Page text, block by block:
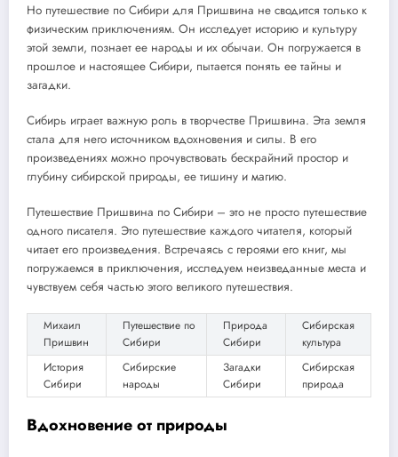
Но путешествие по Сибири для Пришвина не сводится только к
физическим приключениям. Он исследует историю и культуру
этой земли, познает ее народы и их обычаи. Он погружается в
прошлое и настоящее Сибири, пытается понять ее тайны и
загадки.
Сибирь играет важную роль в творчестве Пришвина. Эта земля
стала для него источником вдохновения и силы. В его
произведениях можно прочувствовать бескрайний простор и
глубину сибирской природы, ее тишину и магию.
Путешествие Пришвина по Сибири – это не просто путешествие
одного писателя. Это путешествие каждого читателя, который
читает его произведения. Встречаясь с героями его книг, мы
погружаемся в приключения, исследуем неизведанные места и
чувствуем себя частью этого великого путешествия.
Михаил
Пришвин
Путешествие по
Сибири
Природа
Сибири
Сибирская
культура
История
Сибири
Сибирские
народы
Загадки
Сибири
Сибирская
природа
Вдохновение от природы